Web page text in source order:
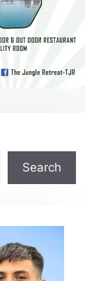
Search